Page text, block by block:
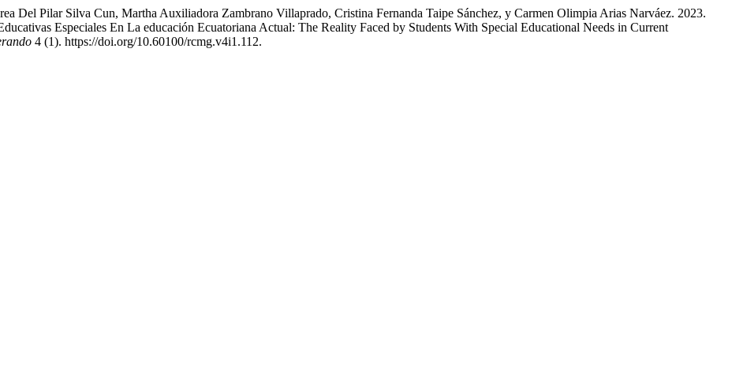
Del Pilar Silva Cun, Martha Auxiliadora Zambrano Villaprado, Cristina Fernanda Taipe Sánchez, y Carmen Olimpia Arias Narváez. 2023.
Especiales En La educación Ecuatoriana Actual: The Reality Faced by Students With Special Educational Needs in Current
4 (1). https://doi.org/10.60100/rcmg.v4i1.112.